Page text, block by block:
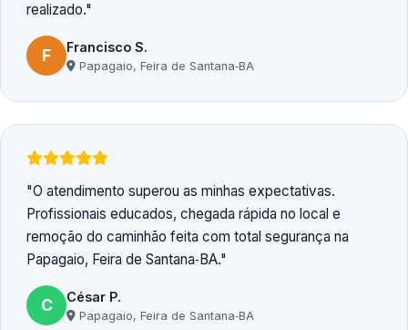
realizado.
F Francisco S.
Papagaio, Feira de Santana‑BA
O atendimento superou as minhas expectativas.
Profissionais educados, chegada rápida no local e
remoção do caminhão feita com total segurança na
Papagaio, Feira de Santana‑BA.
C César P.
Papagaio, Feira de Santana‑BA